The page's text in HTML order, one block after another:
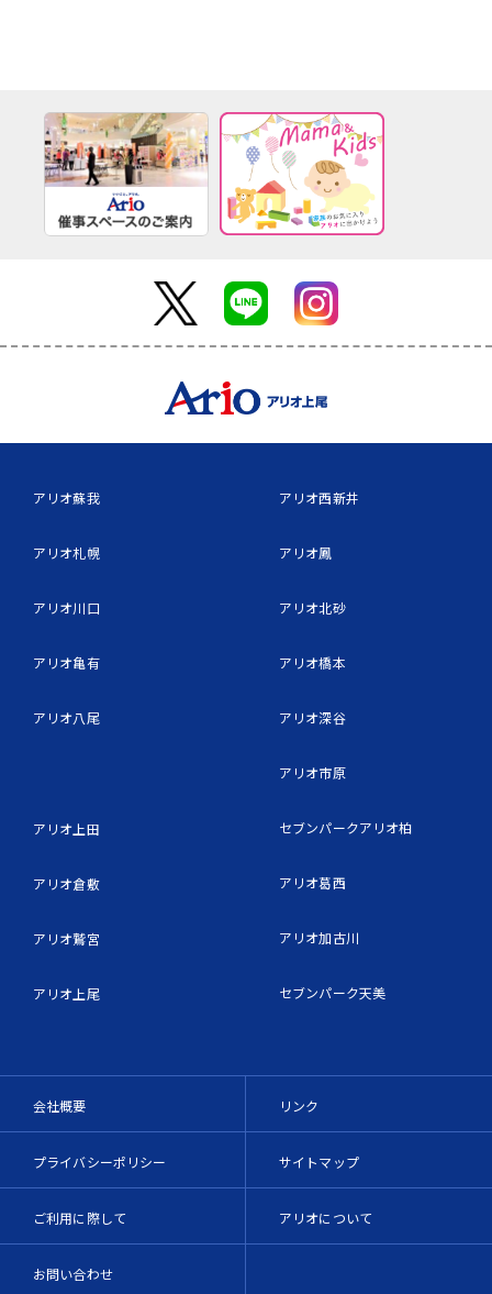
アリオ蘇我
アリオ札幌
アリオ川口
アリオ亀有
アリオ八尾
アリオ上田
アリオ倉敷
アリオ鷲宮
アリオ上尾
アリオ西新井
アリオ鳳
アリオ北砂
アリオ橋本
アリオ深谷
アリオ市原
セブンパークアリオ柏
アリオ葛西
アリオ加古川
セブンパーク天美
会社概要
プライバシーポリシー
ご利用に際して
お問い合わせ
リンク
サイトマップ
アリオについて